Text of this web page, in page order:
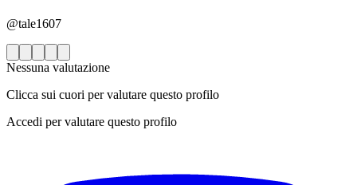
@tale1607
Nessuna valutazione
Clicca sui cuori per valutare questo profilo
Accedi per valutare questo profilo